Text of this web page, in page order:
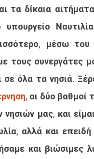
τα δίκαια
μέσω
τους συνεργάτες
σε όλα τα νησιά.
, οι δύο βαθμοί
μας, και
αλλά και
και βιώσιμες